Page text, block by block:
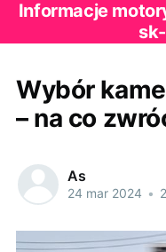
Informacje
Wybór
– na co
As
24 mar 2024 •